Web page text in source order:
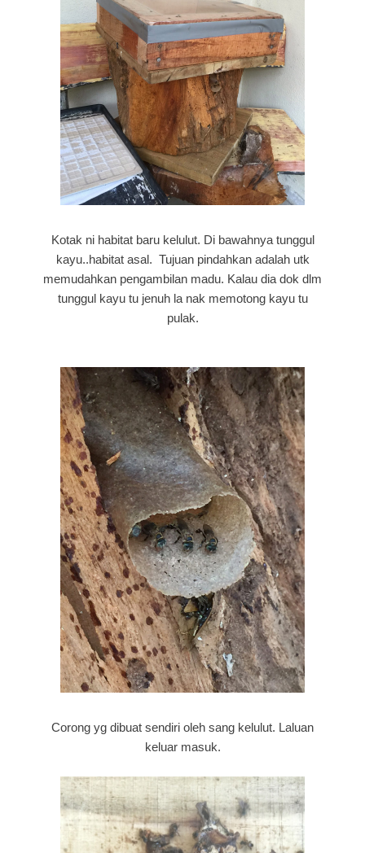
Kotak ni habitat baru kelulut. Di bawahnya tunggul
kayu..habitat asal. Tujuan pindahkan adalah utk
memudahkan pengambilan madu. Kalau dia dok dlm
tunggul kayu tu jenuh la nak memotong kayu tu
pulak.
Corong yg dibuat sendiri oleh sang kelulut. Laluan
keluar masuk.